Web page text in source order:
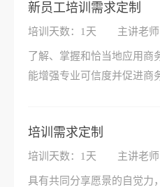
新员工培训需求定制
培训天数：1天 主讲老
了解、掌握和恰当地应用
能增强专业可信度并促进商
培训需求定制
培训天数：1天 主讲老
具有共同分享愿景的自觉力